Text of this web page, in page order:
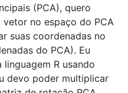
(PCA), quero
no espaço do PCA
suas coordenadas no
do PCA). Eu
linguagem R usando
devo poder multiplicar